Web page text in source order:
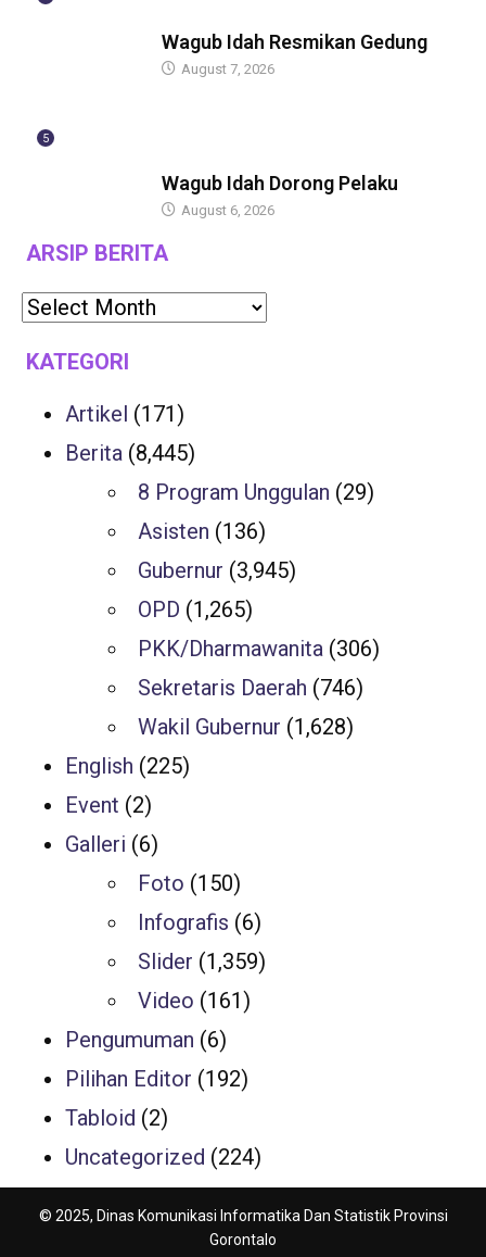
Wagub Idah Resmikan Gedung
August 7, 2026
5
Wagub Idah Dorong Pelaku
August 6, 2026
ARSIP BERITA
KATEGORI
Artikel (171)
Berita (8,445)
8 Program Unggulan (29)
Asisten (136)
Gubernur (3,945)
OPD (1,265)
PKK/Dharmawanita (306)
Sekretaris Daerah (746)
Wakil Gubernur (1,628)
English (225)
Event (2)
Galleri (6)
Foto (150)
Infografis (6)
Slider (1,359)
Video (161)
Pengumuman (6)
Pilihan Editor (192)
Tabloid (2)
Uncategorized (224)
© 2025, Dinas Komunikasi Informatika Dan Statistik Provinsi
Gorontalo